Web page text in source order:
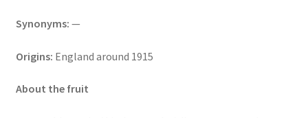
Synonyms: —
Origins: England around 1915
About the fruit